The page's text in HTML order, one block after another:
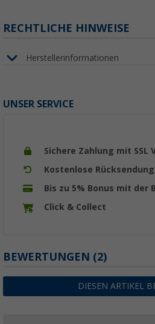
RECHTLICHE HINWEISE
Herstellerinformationen
UNSER SERVICE
Sichere Zahlung mit SSL
Kostenlose Rücksendung
Bis zu 5% Bonus mit der
Click & Collect
BEWERTUNGEN (2)
DIESEN ARTIKEL